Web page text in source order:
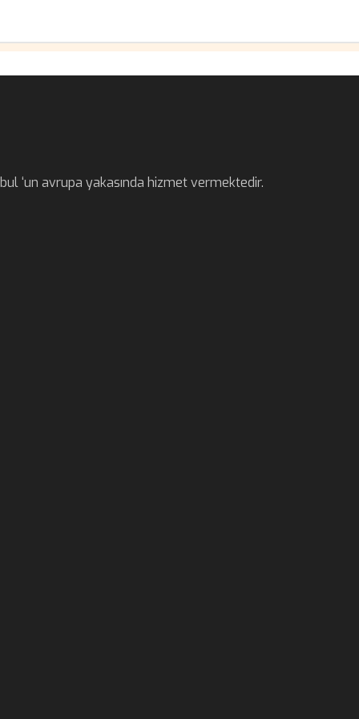
‘un avrupa yakasında hizmet vermektedir.